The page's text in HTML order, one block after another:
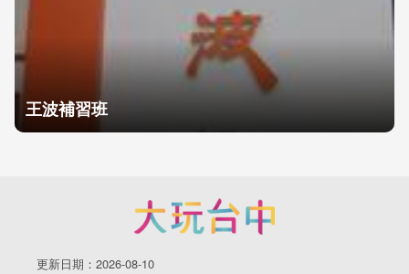
王波補習班
更新日期：2026-08-10